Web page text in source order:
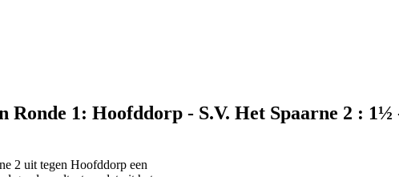
Ronde 1: Hoofddorp - S.V. Het Spaarne 2 :
2 uit tegen Hoofddorp een